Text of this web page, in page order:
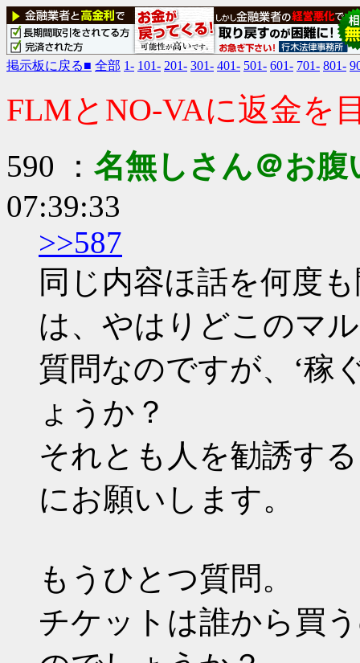
掲示板に戻る■ 全部 1- 101- 201- 301- 401- 501- 601- 701- 801-
FLMとNO-VAに返金を
590 ： 名無しさん＠お腹
07:39:33
>>587
同じ内容ほ話を何度
は、やはりどこのマ
質問なのですが、‘稼
ょうか？
それとも人を勧誘す
にお願いします。
もうひとつ質問。
チケットは誰から買